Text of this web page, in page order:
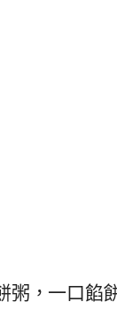
粥，一口餡